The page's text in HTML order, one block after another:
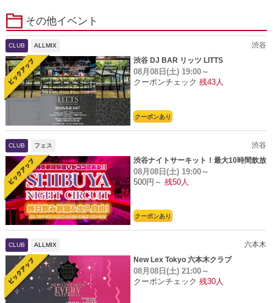
その他イベント
CLUB ALLMIX
渋谷
渋谷 DJ BAR リッツ LITTS
08月08日(土) 19:00～
クーポンチェック 残43人
クーポンあり
CLUB フェス
渋谷
渋谷ナイトサーキット！最大10時間飲放
題
08月08日(土) 19:00～
500円～ 残50人
クーポンあり
CLUB ALLMIX
六本木
New Lex Tokyo 六本木クラブ
08月08日(土) 21:00～
クーポンチェック 残30人